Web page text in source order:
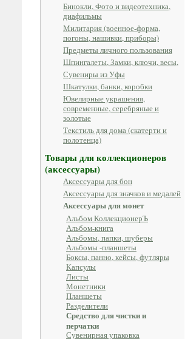
Бинокли, Фото и видеотехника,
диафильмы
Милитария (военное-форма,
погоны, нашивки, приборы)
Предметы личного пользования
Шпингалеты, Замки, ключи, весы,
Сувениры из Уфы
Шкатулки, банки, коробки
Ювелирные украшения,
современные, серебряные и
золотые
Текстиль для дома (скатерти и
полотенца)
Товары для коллекционеров
(аксессуары)
Аксессуары для бон
Аксессуары для значков и медалей
Аксессуары для монет
Альбом КоллекционерЪ
Альбом-книга
Альбомы, папки, шуберы
Альбомы -планшеты
Боксы, панно, кейсы, футляры
Капсулы
Листы
Монетники
Планшеты
Разделители
Средство для чистки и
перчатки
Сувенирная упаковка